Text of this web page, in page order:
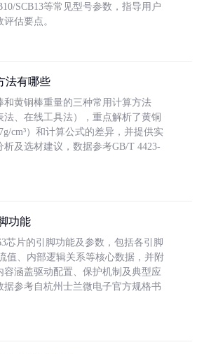
SCB13等常见型号参数，指导用户
估要点。
法有哪些
和黄铜棒重量的三种常用计算方法
法、在线工具法），重点解析了黄铜
cm³）和计算公式的差异，并提供实
析及选材建议，数据参考GB/T 4423-
功能
芯片的引脚功能及参数，包括各引脚
值、内部逻辑关系等核心数据，并附
容涵盖驱动配置、保护机制及典型应
据参考自杭州士兰微电子官方规格书